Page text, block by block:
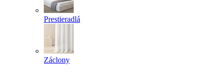
Prestieradlá
Záclony